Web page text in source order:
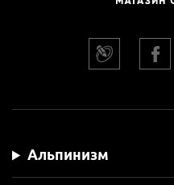
Альпинизм